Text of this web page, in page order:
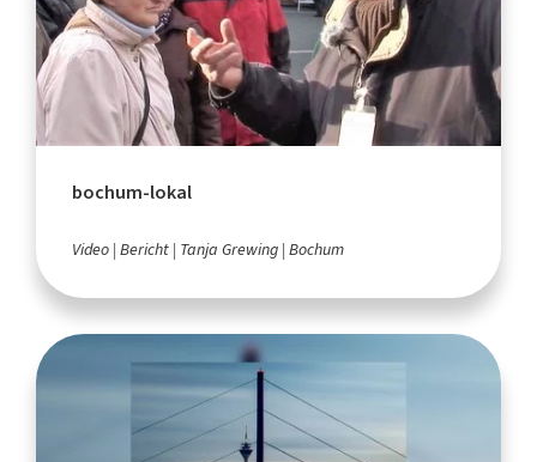
bochum-lokal
Video Bericht Tanja Grewing Bochum